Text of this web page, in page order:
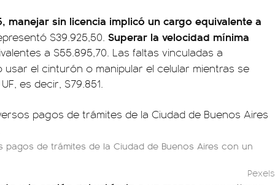
manejar sin licencia implicó un cargo equivalente a
$39.925,50. Superar la velocidad mínima
a $55.895,70. Las faltas vinculadas a
usar el cinturón o manipular el celular mientras se
es decir, $79.851.
pagos de trámites de la Ciudad de Buenos Aires con un
Pexels